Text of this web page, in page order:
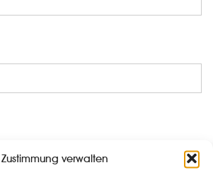
Zustimmung verwalten